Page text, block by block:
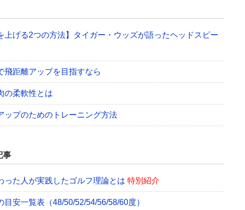
上げる2つの方法】タイガー・ウッズが語ったヘッドスピー
飛距離アップを目指すなら
の柔軟性とは
ップのためのトレーニング方法
事
った人が実践したゴルフ理論とは 特別紹介
目安一覧表（48/50/52/54/56/58/60度）